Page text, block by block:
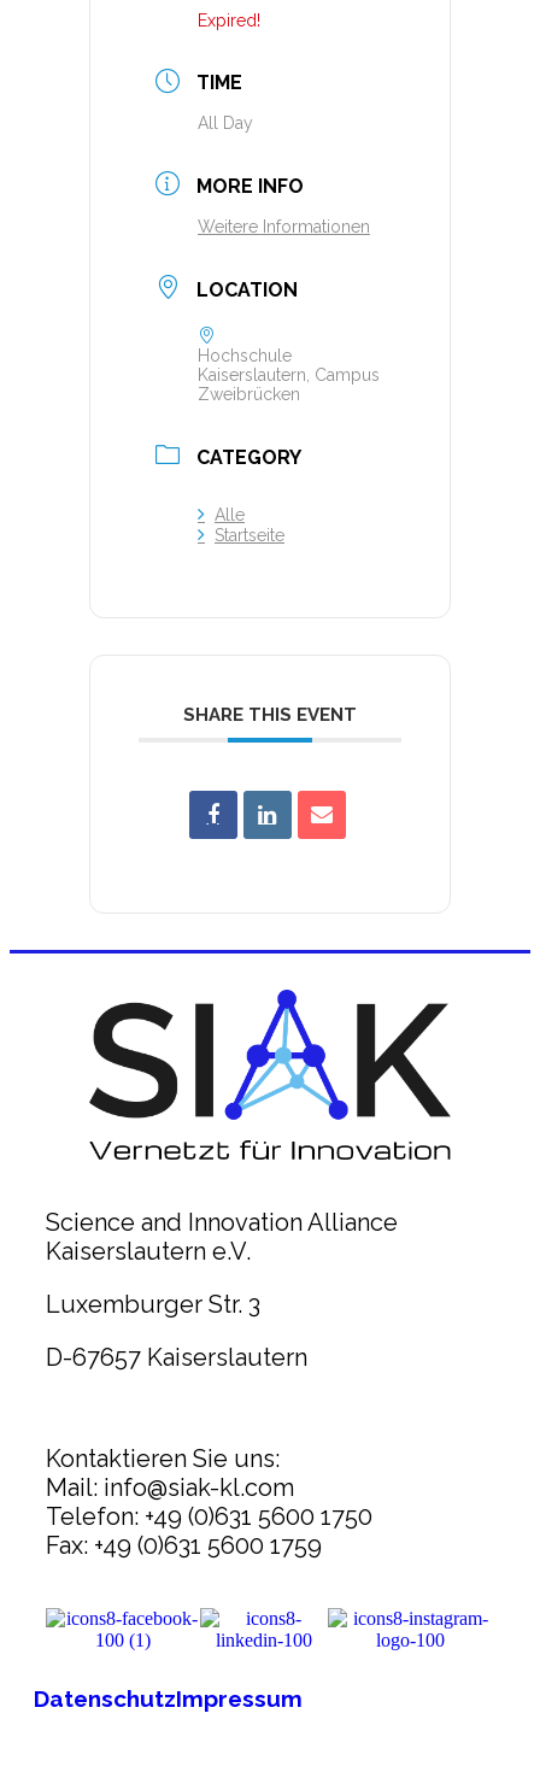
Expired!
TIME
All Day
MORE INFO
Weitere Informationen
LOCATION
Hochschule
Kaiserslautern, Campus
Zweibrücken
CATEGORY
Alle
Startseite
SHARE THIS EVENT
Science and Innovation Alliance
Kaiserslautern e.V.
Luxemburger Str. 3
D-67657 Kaiserslautern
Kontaktieren Sie uns:
Mail: info@siak-kl.com
Telefon: +49 (0)631 5600 1750
Fax: +49 (0)631 5600 1759
DatenschutzImpressum